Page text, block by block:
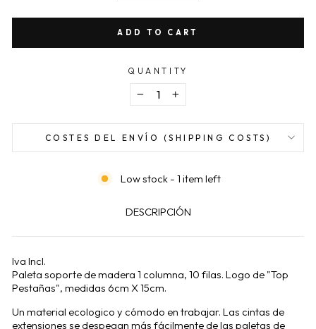
ADD TO CART
QUANTITY
+
COSTES DEL ENVÍO (SHIPPING COSTS)
Low stock - 1 item left
DESCRIPCIÓN
Iva Incl.
Paleta soporte de madera 1 columna, 10 filas. Logo de "Top
Pestañas", medidas 6cm X 15cm.
Un material ecologico y cómodo en trabajar. Las cintas de
extensiones se despegan más fácilmente de las paletas de